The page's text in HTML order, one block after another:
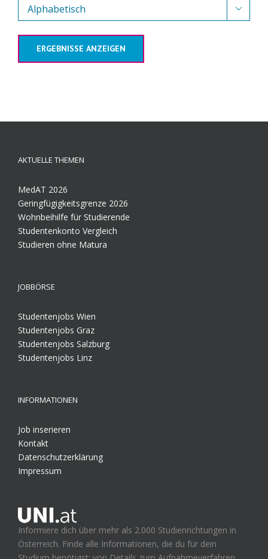

ERGEBNISSE ANZEIGEN
AKTUELLE THEMEN
MedAT 2026
Geringfügigkeitsgrenze 2026
Wohnbeihilfe für Studierende
Studentenkonto Vergleich
Studieren ohne Matura
JOBBÖRSE
Studentenjobs Wien
Studentenjobs Graz
Studentenjobs Salzburg
Studentenjobs Linz
INFORMATIONEN
Job inserieren
Kontakt
Datenschutzerklärung
Impressum
Informiere dich über mehr als 2.000 Studienrichtungen in
Österreich. Finde alle Informationen, die du für dein